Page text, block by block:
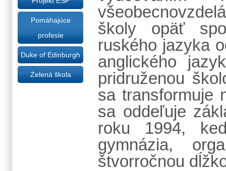
školy opäť
ruského jazyka
anglického
pridruženou
sa transformuje
sa oddeľuje
roku 1994,
gymnázia,
štvorročnou
Pomáhajúce
profesie
Duke of Edinburgh
Zelená škola